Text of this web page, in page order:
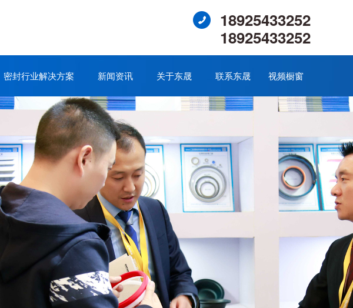
18925433252
18925433252
密封行业解决方案 新闻资讯 关于东晟 联系东晟 视频橱窗